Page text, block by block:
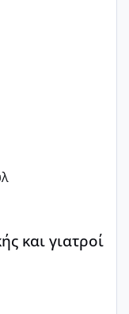
παιδικό στ
και γιατροί